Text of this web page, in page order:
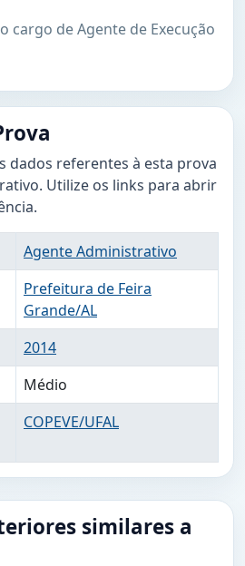
cargo de Agente de Execução
dados referentes à esta prova
Utilize os links para abrir
Agente Administrativo
Prefeitura de Feira
Grande/AL
2014
Médio
COPEVE/UFAL
similares a